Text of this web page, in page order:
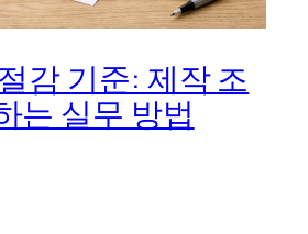
감 기준: 제작 조
는 실무 방법